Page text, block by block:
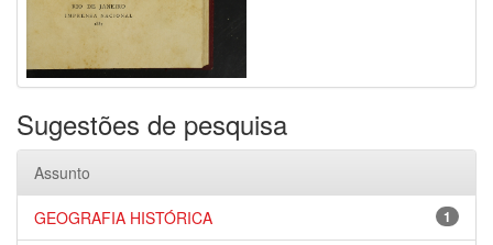
Sugestões de pesquisa
Assunto
1
GEOGRAFIA HISTÓRICA